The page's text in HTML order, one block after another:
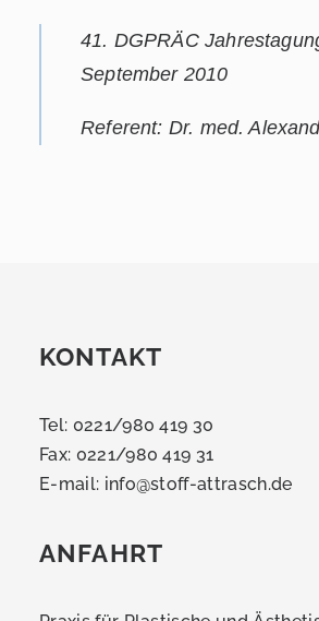
41. DGPRÄC
September 2010
Referent: Dr. med.
KONTAKT
Tel: 0221/980 419 30
Fax: 0221/980 419 31
E-mail: info@stoff-attrasch.de
ANFAHRT